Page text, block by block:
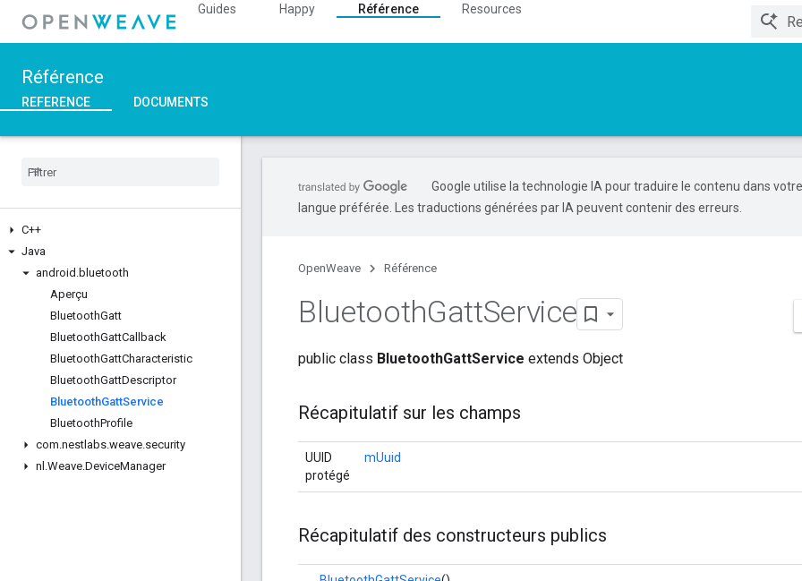
Guides Happy Référence
Resources
Référence
REFERENCE DOCUMENTS
C++
Java
android .bluetooth
Aperçu
BluetoothGatt
BluetoothGattCallback
BluetoothGattCharacteristic
BluetoothGattDescriptor
BluetoothGattService
BluetoothProfile
com.nestlabs.weave.security
nl .Weave.DeviceManager
Google utilise la technologie IA pour traduire le contenu dans votre
langue préférée. Les traductions générées par IA peuvent contenir des erreurs.
OpenWeave Référence
BluetoothGattService
public class BluetoothGattService extends Object
Récapitulatif sur les champs
UUID
protégé
mUuid
Récapitulatif des constructeurs publics